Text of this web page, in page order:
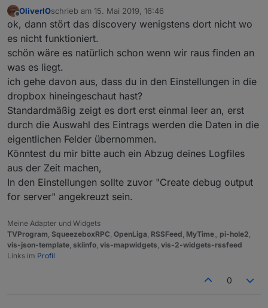
Offline
OliverIOschrieb am 15. Mai 2019, 16:46
zuletzt editiert von
ok, dann stört das discovery wenigstens dort nicht wo
es nicht funktioniert.
schön wäre es natürlich schon wenn wir raus finden an
was es liegt.
ich gehe davon aus, dass du in den Einstellungen in die
dropbox hineingeschaut hast?
Standardmäßig zeigt es dort erst einmal leer an, erst
durch die Auswahl des Eintrags werden die Daten in die
eigentlichen Felder übernommen.
Könntest du mir bitte auch ein Abzug deines Logfiles
aus der Zeit machen,
In den Einstellungen sollte zuvor "Create debug output
for server" angekreuzt sein.
Meine Adapter und Widgets
TVProgram, SqueezeboxRPC, OpenLiga, RSSFeed, MyTime,, pi-hole2,
vis-json-template, skiinfo, vis-mapwidgets, vis-2-widgets-rssfeed
Links im Profil
0